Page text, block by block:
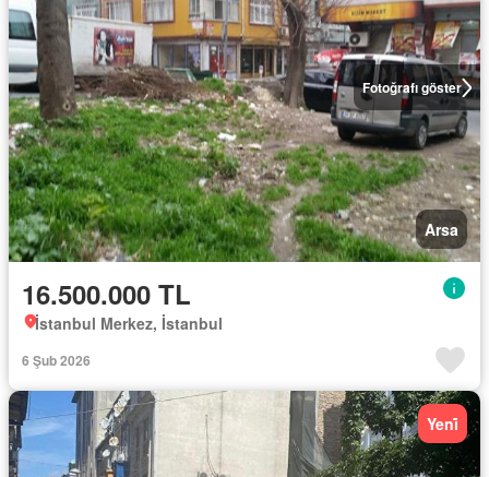
Fotoğrafı göster
Arsa
16.500.000 TL
İstanbul Merkez, İstanbul
6 Şub 2026
Yeni̇